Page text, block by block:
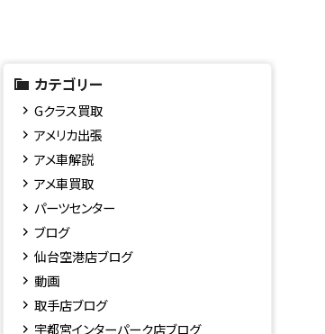
カテゴリー
Gクラス買取
アメリカ出張
アメ車解説
アメ車買取
パーツセンター
ブログ
仙台空港店ブログ
動画
取手店ブログ
宇都宮インターパーク店ブログ